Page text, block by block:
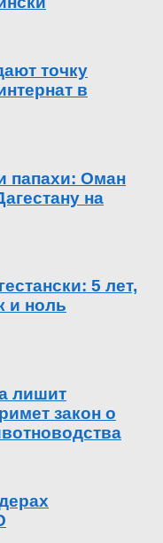
точку
в
папахи: Оман
на
5 лет,
и ноль
лишит
закон о